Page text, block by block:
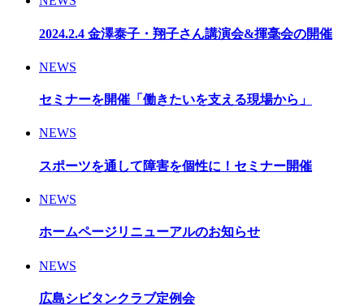
2024.2.4 金澤泰子・翔子さん講演会&揮毫会の開催
NEWS
セミナーを開催「働きたいを支える現場から」
NEWS
スポーツを通して障害を個性に！セミナー開催
NEWS
ホームページリニューアルのお知らせ
NEWS
広島シビタンクラブ定例会